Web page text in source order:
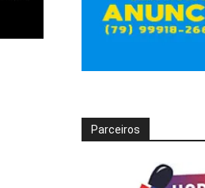
Parceiros